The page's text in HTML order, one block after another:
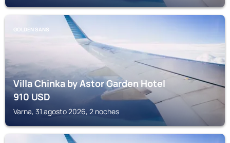
GOLDEN SANS
Villa Chinka by Astor Garden Hotel
910USD
Varna, 31 agosto 2026, 2 noches